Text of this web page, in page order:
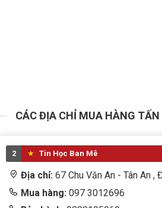
CÁC ĐỊA CHỈ MUA HÀNG TẤN
2 Tin Học Ban Mê
Địa chỉ: 67 Chu Văn An - Tân An ,
Mua hàng: 097 3012696